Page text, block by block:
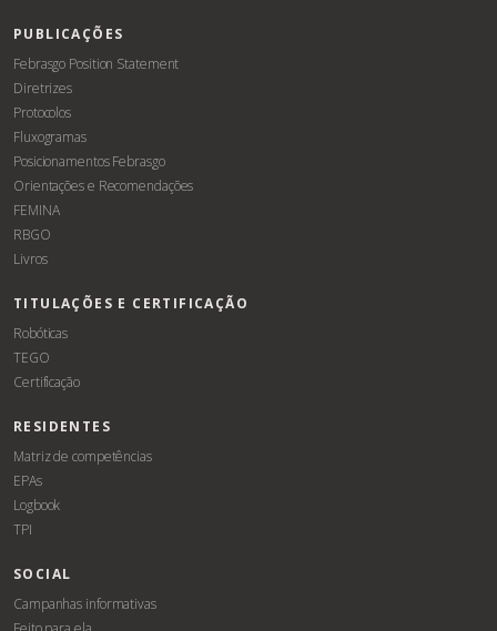
PUBLICAÇÕES
Febrasgo Position Statement
Diretrizes
Protocolos
Fluxogramas
Posicionamentos Febrasgo
Orientações e Recomendações
FEMINA
RBGO
Livros
TITULAÇÕES E CERTIFICAÇÃO
Robóticas
TEGO
Certificação
RESIDENTES
Matriz de competências
EPAs
Logbook
TPI
SOCIAL
Campanhas informativas